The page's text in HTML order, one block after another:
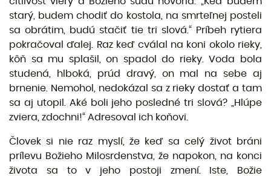
starý, budem chodiť do kostola, na smrteľnej posteli
sa obrátim, budú stačiť tie tri slová.“ Príbeh rytiera
pokračoval ďalej. Raz keď cválal na koni okolo rieky,
kôň sa mu splašil, on spadol do rieky. Voda bola
studená, hlboká, prúd dravý, on mal na sebe aj
brnenie. Nemohol, nedokázal sa z rieky dostať a tam
sa aj utopil. Aké boli jeho posledné tri slová? „Hlúpe
zviera, zdochni!“ Adresoval ich koňovi.
Človek si nie raz myslí, že keď sa celý život bráni
prílevu Božieho Milosrdenstva, že napokon, na konci
života sa to v jeho postoji zmení. Iste, Božie